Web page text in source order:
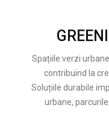
Spațiile verzi
contribuind la
Soluțiile durabile
urbane,